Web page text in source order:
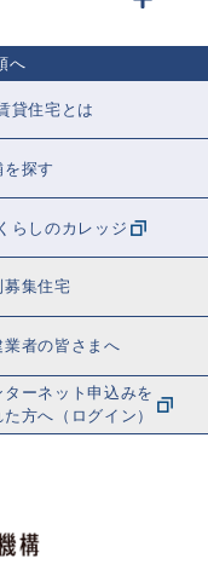
へ
貸住宅とは
を探す
らしのカレッジ
募集住宅
業者の皆さまへ
ターネット申込みを
た方へ（ログイン）